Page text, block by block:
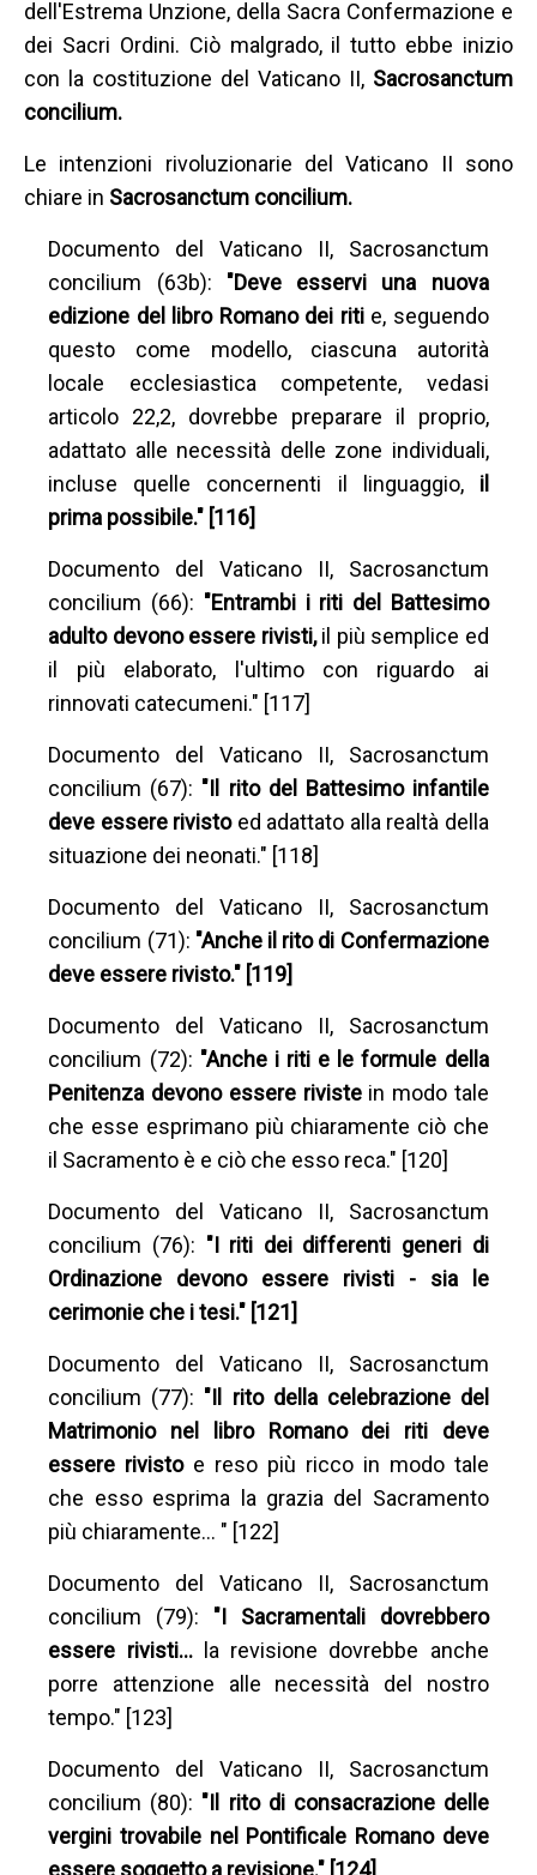
dell'Estrema Unzione, della Sacra Confermazione e
dei Sacri Ordini. Ciò malgrado, il tutto ebbe inizio
con la costituzione del Vaticano II, Sacrosanctum
concilium.
Le intenzioni rivoluzionarie del Vaticano II sono
chiare in Sacrosanctum concilium.
Documento del Vaticano II, Sacrosanctum
concilium (63b): "Deve esservi una nuova
edizione del libro Romano dei riti e, seguendo
questo come modello, ciascuna autorità
locale ecclesiastica competente, vedasi
articolo 22,2, dovrebbe preparare il proprio,
adattato alle necessità delle zone individuali,
incluse quelle concernenti il linguaggio, il
prima possibile." [116]
Documento del Vaticano II, Sacrosanctum
concilium (66): "Entrambi i riti del Battesimo
adulto devono essere rivisti,il più semplice ed
il più elaborato, l'ultimo con riguardo ai
rinnovati catecumeni." [117]
Documento del Vaticano II, Sacrosanctum
concilium (67): "Il rito del Battesimo infantile
deve essere rivisto ed adattato alla realtà della
situazione dei neonati." [118]
Documento del Vaticano II, Sacrosanctum
concilium (71): "Anche il rito di Confermazione
deve essere rivisto." [119]
Documento del Vaticano II, Sacrosanctum
concilium (72): "Anche i riti e le formule della
Penitenza devono essere riviste in modo tale
che esse esprimano più chiaramente ciò che
il Sacramento è e ciò che esso reca." [120]
Documento del Vaticano II, Sacrosanctum
concilium (76): "I riti dei differenti generi di
Ordinazione devono essere rivisti - sia le
cerimonie che i tesi." [121]
Documento del Vaticano II, Sacrosanctum
concilium (77): "Il rito della celebrazione del
Matrimonio nel libro Romano dei riti deve
essere rivisto e reso più ricco in modo tale
che esso esprima la grazia del Sacramento
più chiaramente… " [122]
Documento del Vaticano II, Sacrosanctum
concilium (79): "I Sacramentali dovrebbero
essere rivisti… la revisione dovrebbe anche
porre attenzione alle necessità del nostro
tempo." [123]
Documento del Vaticano II, Sacrosanctum
concilium (80): "Il rito di consacrazione delle
vergini trovabile nel Pontificale Romano deve
essere soggetto a revisione." [124]